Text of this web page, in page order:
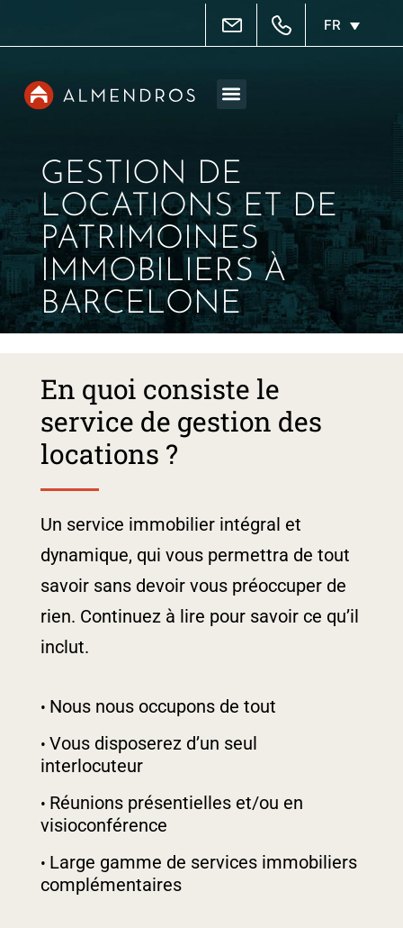
FR
GESTION DE
LOCATIONS ET DE
PATRIMOINES
IMMOBILIERS À
BARCELONE
En quoi consiste le
service de gestion des
locations ?
Un service immobilier intégral et
dynamique, qui vous permettra de tout
savoir sans devoir vous préoccuper de
rien. Continuez à lire pour savoir ce qu’il
inclut.
Nous nous occupons de tout
Vous disposerez d’un seul
interlocuteur
Réunions présentielles et/ou en
visioconférence
Large gamme de services immobiliers
complémentaires